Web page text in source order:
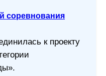
соревнования
к проекту